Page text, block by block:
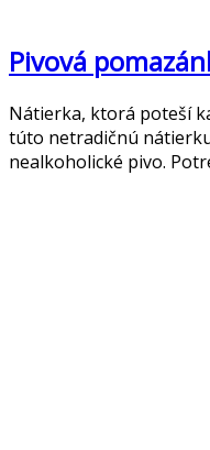
Pivová
Nátierka, ktorá poteší
túto netradičnú
nealkoholické pivo.